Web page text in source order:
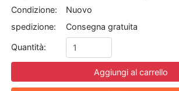
Condizione:
Nuovo
spedizione:
Consegna gratuita
Quantità:
Aggiungi al carrello